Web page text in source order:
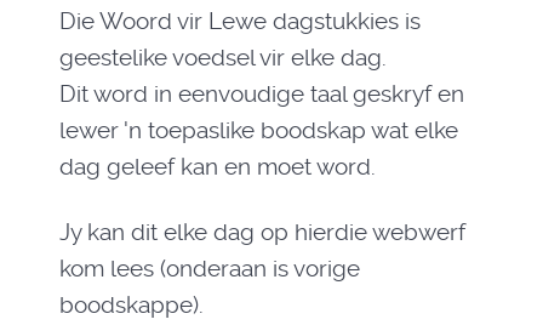
Die Woord vir Lewe dagstukkies is
geestelike voedsel vir elke dag.
Dit word in eenvoudige taal geskryf en
lewer 'n toepaslike boodskap wat elke
dag geleef kan en moet word.
Jy kan dit elke dag op hierdie webwerf
kom lees (onderaan is vorige
boodskappe).